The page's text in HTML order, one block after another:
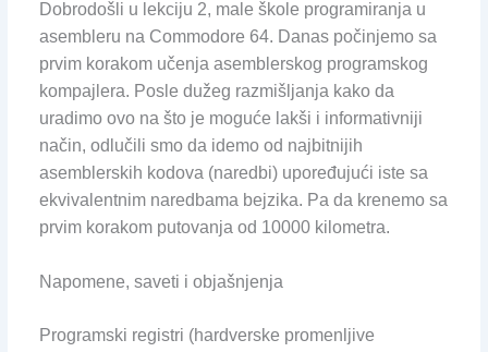
Dobrodošli u lekciju 2, male škole programiranja u
asembleru na Commodore 64. Danas počinjemo sa
prvim korakom učenja asemblerskog programskog
kompajlera. Posle dužeg razmišljanja kako da
uradimo ovo na što je moguće lakši i informativniji
način, odlučili smo da idemo od najbitnijih
asemblerskih kodova (naredbi) upoređujući iste sa
ekvivalentnim naredbama bejzika. Pa da krenemo sa
prvim korakom putovanja od 10000 kilometra.
Napomene, saveti i objašnjenja
Programski registri (hardverske promenljive